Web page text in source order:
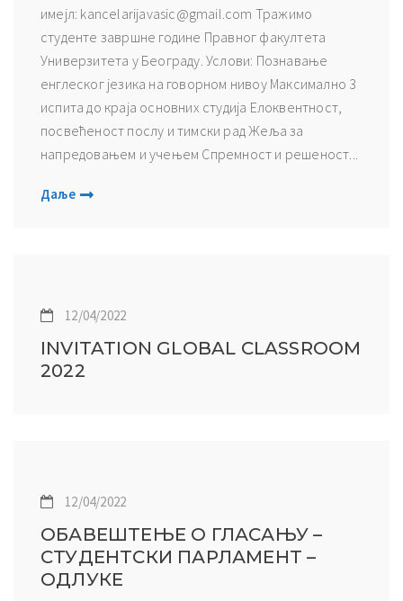
имејл: kancelarijavasic@gmail.com Тражимо
студенте завршне године Правног факултета
Универзитета у Београду. Услови: Познавање
енглеског језика на говорном нивоу Максимално 3
испита до краја основних студија Елоквентност,
посвећеност послу и тимски рад Жеља за
напредовањем и учењем Спремност и решеност...
Даље
12/04/2022
INVITATION GLOBAL CLASSROOM
2022
12/04/2022
ОБАВЕШТЕЊЕ О ГЛАСАЊУ –
СТУДЕНТСКИ ПАРЛАМЕНТ –
ОДЛУКЕ